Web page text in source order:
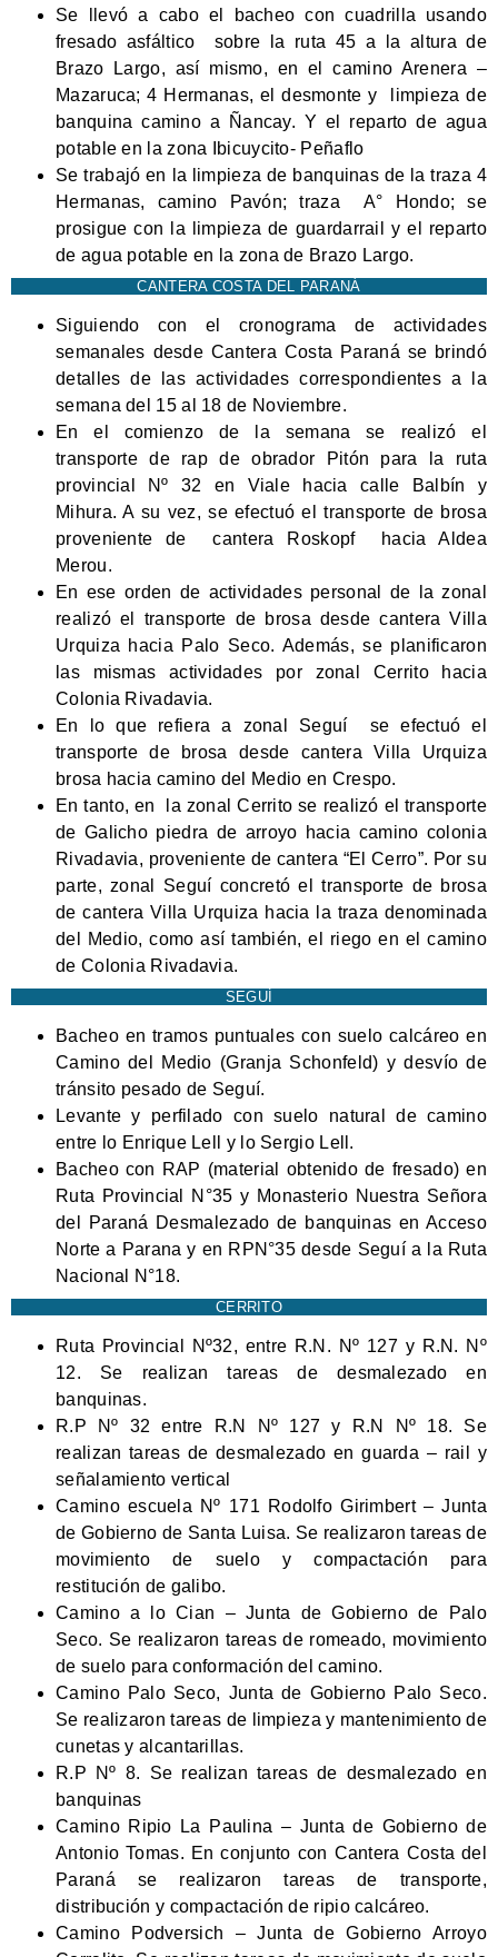
Se llevó a cabo el bacheo con cuadrilla usando
fresado asfáltico sobre la ruta 45 a la altura de
Brazo Largo, así mismo, en el camino Arenera –
Mazaruca; 4 Hermanas, el desmonte y limpieza de
banquina camino a Ñancay. Y el reparto de agua
potable en la zona Ibicuycito- Peñaflo
Se trabajó en la limpieza de banquinas de la traza 4
Hermanas, camino Pavón; traza A° Hondo; se
prosigue con la limpieza de guardarrail y el reparto
de agua potable en la zona de Brazo Largo.
CANTERA COSTA DEL PARANÁ
Siguiendo con el cronograma de actividades
semanales desde Cantera Costa Paraná se brindó
detalles de las actividades correspondientes a la
semana del 15 al 18 de Noviembre.
En el comienzo de la semana se realizó el
transporte de rap de obrador Pitón para la ruta
provincial Nº 32 en Viale hacia calle Balbín y
Mihura. A su vez, se efectuó el transporte de brosa
proveniente de cantera Roskopf hacia Aldea
Merou.
En ese orden de actividades personal de la zonal
realizó el transporte de brosa desde cantera Villa
Urquiza hacia Palo Seco. Además, se planificaron
las mismas actividades por zonal Cerrito hacia
Colonia Rivadavia.
En lo que refiera a zonal Seguí se efectuó el
transporte de brosa desde cantera Villa Urquiza
brosa hacia camino del Medio en Crespo.
En tanto, en la zonal Cerrito se realizó el transporte
de Galicho piedra de arroyo hacia camino colonia
Rivadavia, proveniente de cantera “El Cerro”. Por su
parte, zonal Seguí concretó el transporte de brosa
de cantera Villa Urquiza hacia la traza denominada
del Medio, como así también, el riego en el camino
de Colonia Rivadavia.
SEGUÍ
Bacheo en tramos puntuales con suelo calcáreo en
Camino del Medio (Granja Schonfeld) y desvío de
tránsito pesado de Seguí.
Levante y perfilado con suelo natural de camino
entre lo Enrique Lell y lo Sergio Lell.
Bacheo con RAP (material obtenido de fresado) en
Ruta Provincial N°35 y Monasterio Nuestra Señora
del Paraná Desmalezado de banquinas en Acceso
Norte a Parana y en RPN°35 desde Seguí a la Ruta
Nacional N°18.
CERRITO
Ruta Provincial Nº32, entre R.N. Nº 127 y R.N. Nº
12. Se realizan tareas de desmalezado en
banquinas.
R.P Nº 32 entre R.N Nº 127 y R.N Nº 18. Se
realizan tareas de desmalezado en guarda – rail y
señalamiento vertical
Camino escuela Nº 171 Rodolfo Girimbert – Junta
de Gobierno de Santa Luisa. Se realizaron tareas de
movimiento de suelo y compactación para
restitución de galibo.
Camino a lo Cian – Junta de Gobierno de Palo
Seco. Se realizaron tareas de romeado, movimiento
de suelo para conformación del camino.
Camino Palo Seco, Junta de Gobierno Palo Seco.
Se realizaron tareas de limpieza y mantenimiento de
cunetas y alcantarillas.
R.P Nº 8. Se realizan tareas de desmalezado en
banquinas
Camino Ripio La Paulina – Junta de Gobierno de
Antonio Tomas. En conjunto con Cantera Costa del
Paraná se realizaron tareas de transporte,
distribución y compactación de ripio calcáreo.
Camino Podversich – Junta de Gobierno Arroyo